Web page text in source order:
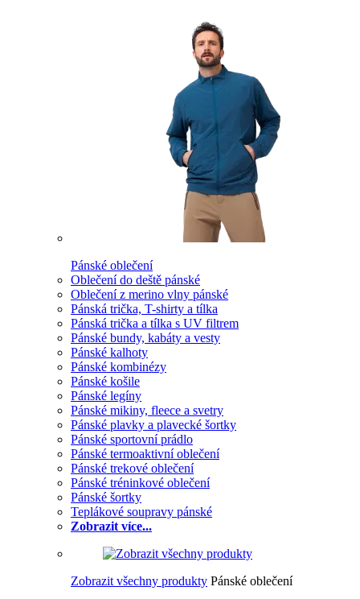
Pánské oblečení
Oblečení do deště pánské
Oblečení z merino vlny pánské
Pánská trička, T-shirty a tílka
Pánská trička a tílka s UV filtrem
Pánské bundy, kabáty a vesty
Pánské kalhoty
Pánské kombinézy
Pánské košile
Pánské legíny
Pánské mikiny, fleece a svetry
Pánské plavky a plavecké šortky
Pánské sportovní prádlo
Pánské termoaktivní oblečení
Pánské trekové oblečení
Pánské tréninkové oblečení
Pánské šortky
Teplákové soupravy pánské
Zobrazit více...
Zobrazit všechny produkty Pánské oblečení